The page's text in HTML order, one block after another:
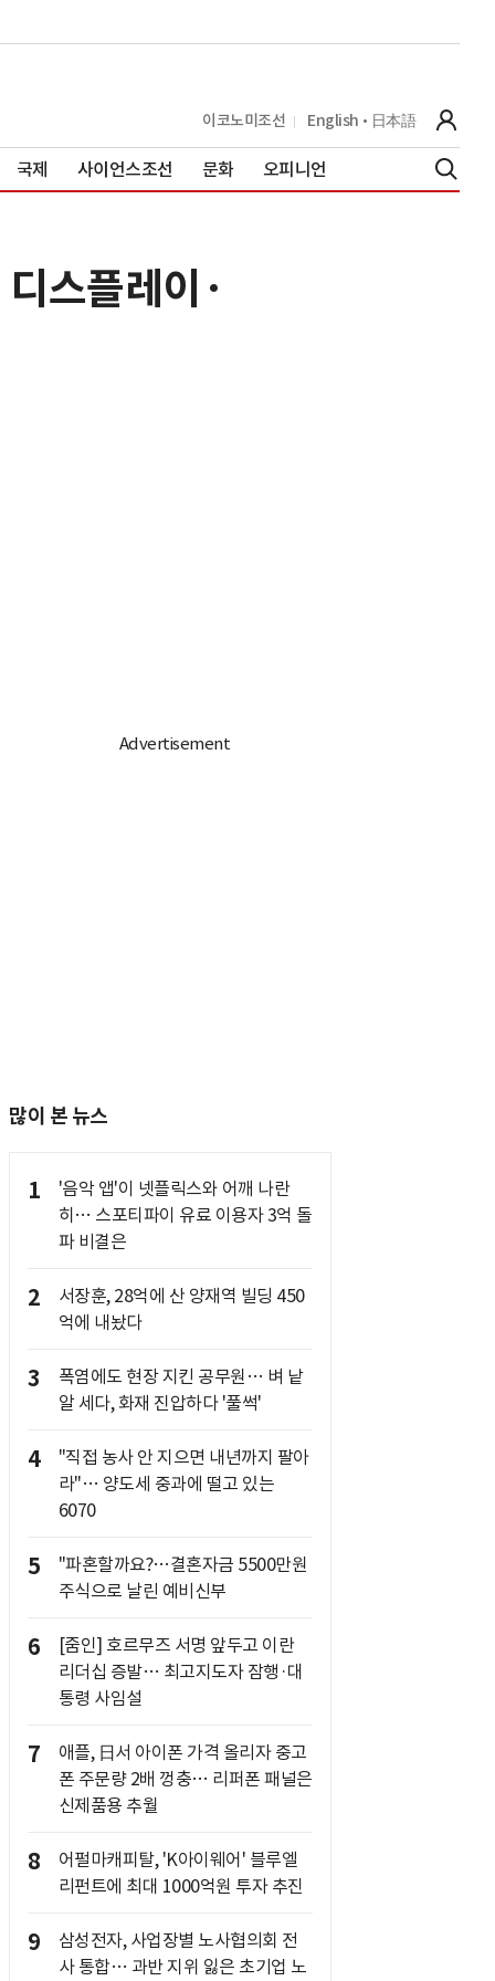
이코노미조선 English 日本語
국제 사이언스조선 문화 오피니언
스플레이·
많이 본 뉴스
1
'음악 앱'이 넷플릭스와 어깨 나란
히… 스포티파이 유료 이용자 3억 돌
파 비결은
2
서장훈, 28억에 산 양재역 빌딩 450
억에 내놨다
3
폭염에도 현장 지킨 공무원… 벼 낱
알 세다, 화재 진압하다 '풀썩'
4
"직접 농사 안 지으면 내년까지 팔아
라"… 양도세 중과에 떨고 있는
6070
5
"파혼할까요?…결혼자금 5500만원
주식으로 날린 예비신부
6
[줌인] 호르무즈 서명 앞두고 이란
리더십 증발… 최고지도자 잠행·대
통령 사임설
7
애플, 日서 아이폰 가격 올리자 중고
폰 주문량 2배 껑충… 리퍼폰 패널은
신제품용 추월
8
어펄마캐피탈, 'K아이웨어' 블루엘
리펀트에 최대 1000억원 투자 추진
9
삼성전자, 사업장별 노사협의회 전
사 통합… 과반 지위 잃은 초기업 노